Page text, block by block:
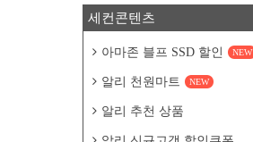
세컨콘텐츠
아마존 블프 SSD 할인 NEW
알리 천원마트 NEW
알리 추천 상품